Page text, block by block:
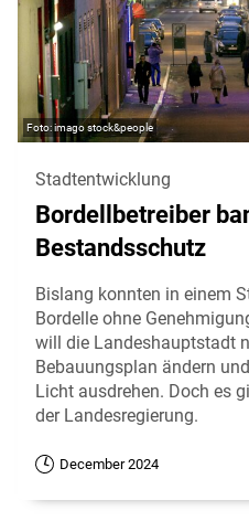
imago stock&people
Stadtentwicklung
Bordellbetreiber
Bestandsschutz
Bislang konnten in einem
Bordelle ohne
will die Landeshauptstadt
Bebauungsplan ändern
Licht ausdrehen. Doch es
der Landesregierung.
December 2024